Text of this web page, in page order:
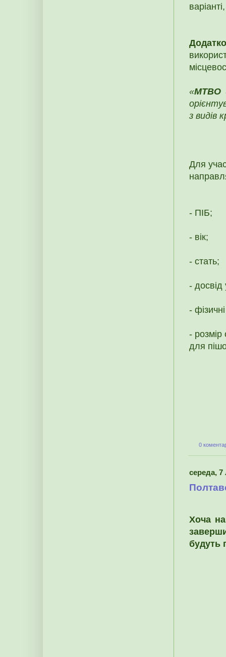
«MTBO
з видів
Для
- ПІБ;
- вік;
- стать;
- досвід
-
- розмір
для
0
середа, 7
Хоча
будуть